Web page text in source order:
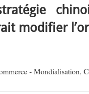
modifier
- Mondialisation,